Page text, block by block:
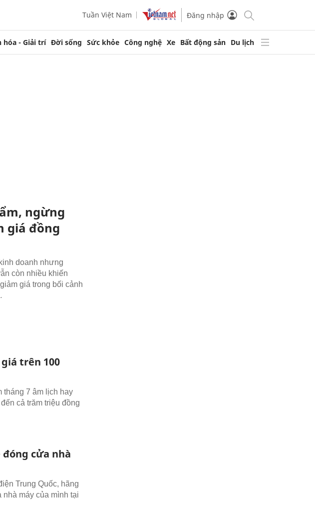
Tuần Việt Nam Đăng nhập
hóa - Giải trí Đời sống Sức khỏe Công nghệ Xe Bất động sản Du lịch
ngừng
giá đồng
doanh nhưng
còn nhiều khiến
giá trong bối cảnh
trên 100
tháng 7 âm lịch hay
cả trăm triệu đồng
đóng cửa nhà
Trung Quốc, hãng
máy của mình tại